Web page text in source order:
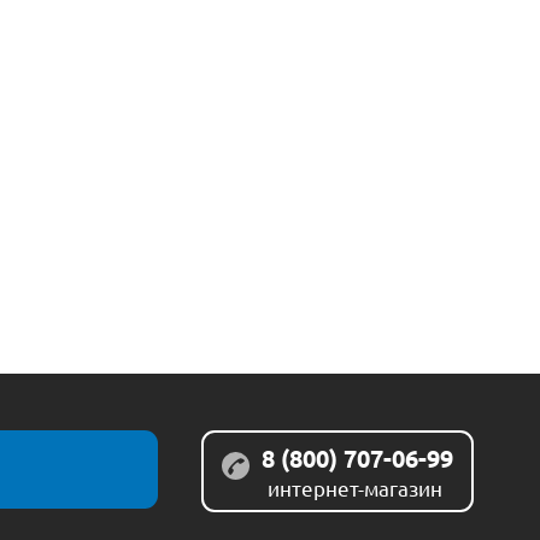
8 (800) 707-06-99
интернет-магазин